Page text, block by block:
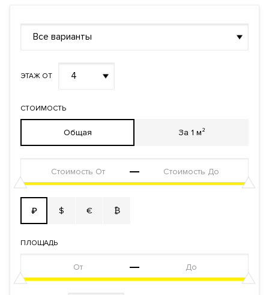
Все варианты
ЭТАЖ ОТ 4
СТОИМОСТЬ
Общая За 1 м²
₽ $ € ₿
ПЛОЩАДЬ